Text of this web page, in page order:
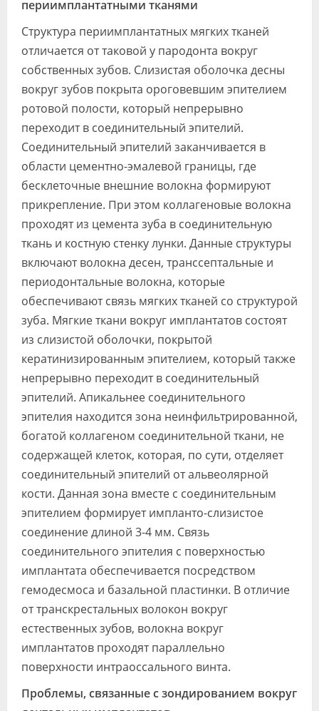
периимплантатными тканями
Структура периимплантатных мягких тканей
отличается от таковой у пародонта вокруг
собственных зубов. Слизистая оболочка десны
вокруг зубов покрыта ороговевшим эпителием
ротовой полости, который непрерывно
переходит в соединительный эпителий.
Соединительный эпителий заканчивается в
области цементно-эмалевой границы, где
бесклеточные внешние волокна формируют
прикрепление. При этом коллагеновые волокна
проходят из цемента зуба в соединительную
ткань и костную стенку лунки. Данные структуры
включают волокна десен, транссептальные и
периодонтальные волокна, которые
обеспечивают связь мягких тканей со структурой
зуба. Мягкие ткани вокруг имплантатов состоят
из слизистой оболочки, покрытой
кератинизированным эпителием, который также
непрерывно переходит в соединительный
эпителий. Апикальнее соединительного
эпителия находится зона неинфильтрированной,
богатой коллагеном соединительной ткани, не
содержащей клеток, которая, по сути, отделяет
соединительный эпителий от альвеолярной
кости. Данная зона вместе с соединительным
эпителием формирует импланто-слизистое
соединение длиной 3-4 мм. Связь
соединительного эпителия с поверхностью
имплантата обеспечивается посредством
гемодесмоса и базальной пластинки. В отличие
от транскрестальных волокон вокруг
естественных зубов, волокна вокруг
имплантатов проходят параллельно
поверхности интраоссального винта.
Проблемы, связанные с зондированием вокруг